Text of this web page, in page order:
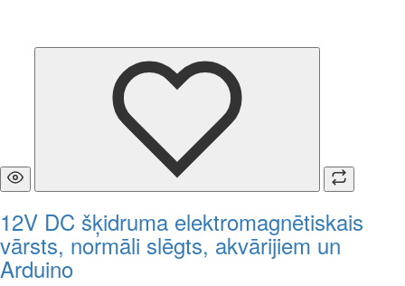
12V DC šķidruma elektromagnētiskais
vārsts, normāli slēgts, akvārijiem un
Arduino